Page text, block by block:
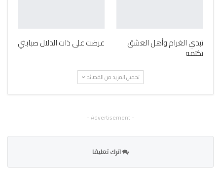
تبدي الغرام وأهل العشق
تكتمه
عرضت على ذات الدلال صبابتي
تحميل المزيد من القصائد
- Advertisement -
اترك تعليقا